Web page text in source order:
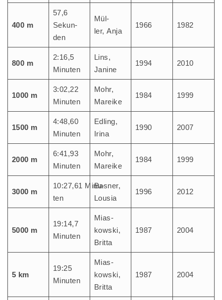
400 m
57,6
Sekun­
den
Mül­
ler, Anja
1966 1982
800 m
2:16,5
Minu­ten
Lins,
Jani­ne
1994 2010
1000 m
3:02,22
Minu­ten
Mohr,
Marei­ke
1984 1999
1500 m
4:48,60
Minu­ten
Edling,
Iri­na
1990 2007
2000 m
6:41,93
Minu­ten
Mohr,
Marei­ke
1984 1999
3000 m
10:27,61 Minu­
ten
Bas­ner,
Lousia
1996 2012
5000 m
19:14,7
Minu­ten
Mias­
kow­ski,
Britta
1987 2004
5 km
19:25
Minu­ten
Mias­
kow­ski,
Britta
1987 2004